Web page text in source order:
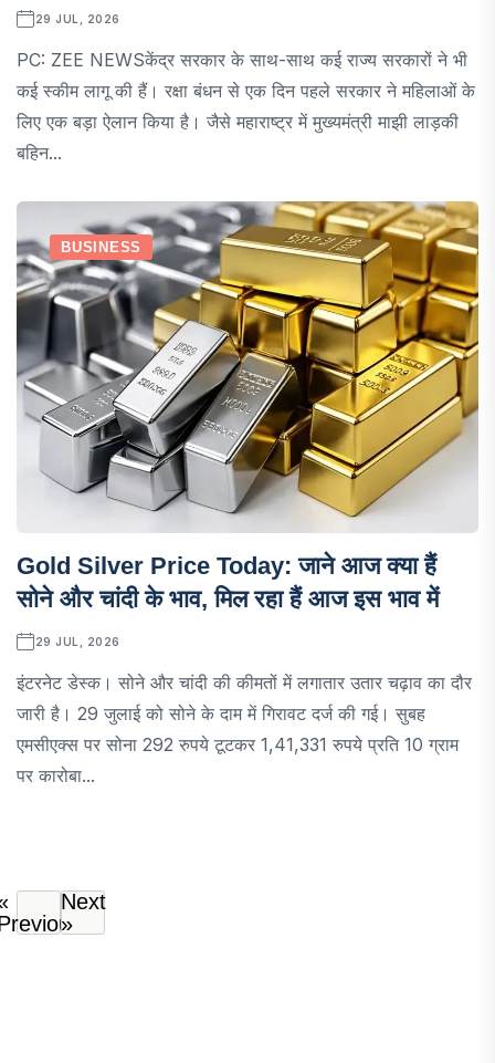
29 JUL, 2026
PC: ZEE NEWSकेंद्र सरकार के साथ-साथ कई राज्य सरकारों ने भी
कई स्कीम लागू की हैं। रक्षा बंधन से एक दिन पहले सरकार ने महिलाओं के
लिए एक बड़ा ऐलान किया है। जैसे महाराष्ट्र में मुख्यमंत्री माझी लाड़की
बहिन...
BUSINESS
Gold Silver Price Today: जाने आज क्या हैं
सोने और चांदी के भाव, मिल रहा हैं आज इस भाव में
29 JUL, 2026
इंटरनेट डेस्क। सोने और चांदी की कीमतों में लगातार उतार चढ़ाव का दौर
जारी है। 29 जुलाई को सोने के दाम में गिरावट दर्ज की गई। सुबह
एमसीएक्स पर सोना 292 रुपये टूटकर 1,41,331 रुपये प्रति 10 ग्राम
पर कारोबा...
Next
»